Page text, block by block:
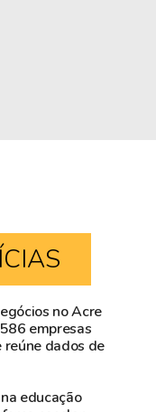
no Acre
empresas
dados de
educação